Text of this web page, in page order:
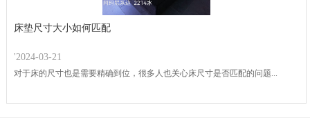
床垫尺寸大小如何匹配
'2024-03-21
对于床的尺寸也是需要精确到位，很多人也关心床尺寸是否匹配的问题...